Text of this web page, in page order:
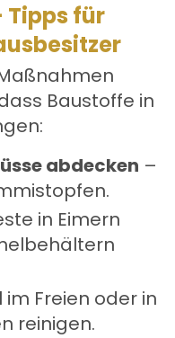
Tipps für
Baustoffe in
abdecken –
in Eimern
im Freien oder in
reinigen.